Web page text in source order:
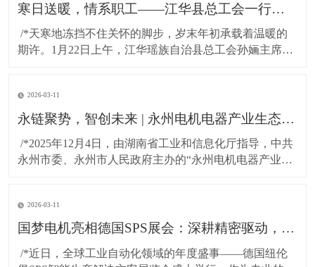
寒日送暖，情系职工——江华县总工会一行莅临湖南国梦科技慰问困难职工!
期许。1月22日上午，江华瑶族自治县总工会孙婳主席、
挂，专程到访湖南国梦科技开展慰问活动，为百余名坚
守岗位的困难职工送上精心准备的粮油物资，以
2026-03-11
永链聚势，智创未来 | 永州电机电器产业生态对接会在湖南国梦园区隆重召开！
永州市委、永州市人民政府主办的“永州电机电器产业生
图”为主题，汇聚了政府领导、行业专家与产业链伙伴，
共商发展大计，共谋协同未来。*
2026-03-11
国梦电机亮相德国SPS展会：深耕精密驱动，连接全球智造！